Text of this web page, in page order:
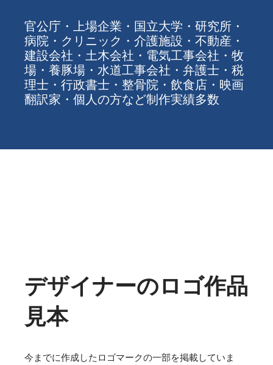
官公庁・上場企業・国立大学・研究所・
病院・クリニック・介護施設・不動産・
建設会社・土木会社・電気工事会社・牧
場・養豚場・水道工事会社・弁護士・税
理士・行政書士・整骨院・飲食店・映画
翻訳家・個人の方など制作実績多数
デザイナーのロゴ作品
見本
今までに作成したロゴマークの一部を掲載していま